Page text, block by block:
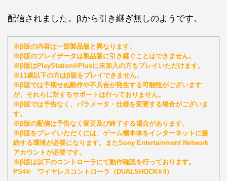
配信されました。βから引き継ぎ無しのようです。
※β版の内容は一部製品版と異なります。
※β版のプレイデータは製品版に引き継ぐことはできません。
※β版はPlayStation®Plusに未加入の方もプレイいただけます。
※11歳以下の方はβ版をプレイできません。
※β版では予期せぬ動作や不具合が発生する可能性がございます
が、それらに対するサポートは行っておりません。
※β版では予告なく、パラメータ・仕様を変更する場合がございま
す。
※β版の配信は予告なく変更及び終了する場合があります。
※β版をプレイいただくには、ゲーム機本体をインターネットに接
続する環境が必要になります。またSony Entertainment Network
アカウントが必要です。
※β版は以下のコントローラにて動作確認を行っております。
PS4® ワイヤレスコントローラ（DUALSHOCK®4）